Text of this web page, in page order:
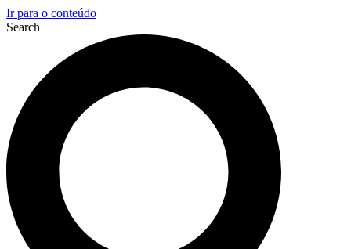
Ir para o conteúdo
Search